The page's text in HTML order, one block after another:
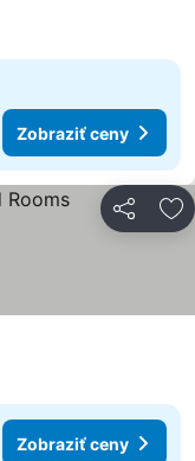
Zobraziť ceny
Zdieľať
Zobraziť ceny